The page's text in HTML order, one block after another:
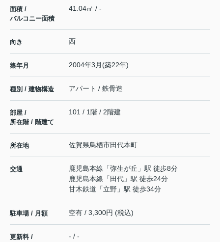
面積 /
バルコニー面積
41.04㎡ / -
向き 西
築年月 2004年3月(築22年)
種別 / 建物構造 アパート / 鉄骨造
部屋 /
所在階 / 階建て
101 / 1階 / 2階建
所在地 佐賀県鳥栖市田代本町
交通 鹿児島本線 「弥生が丘 」駅 徒歩8分
鹿児島本線 「 田代 」駅 徒歩24分
甘木鉄道 「立野 」駅 徒歩34分
駐車場 / 月額 空有 / 3,300円 (税込)
更新料 /
- / -